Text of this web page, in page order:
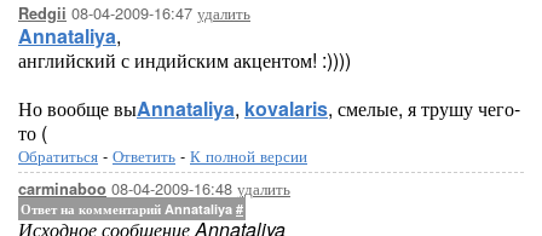
Redgii 08-04-2009-16:47 удалить
Annataliya,
английский с индийским акцентом! :))))
Но вообще выAnnataliya, kovalaris, смелые, я трушу чего-
то (
Обратиться - Ответить - К полной версии
carminaboo 08-04-2009-16:48 удалить
Ответ на комментарий Annataliya #
Исходное сообщение Annataliya